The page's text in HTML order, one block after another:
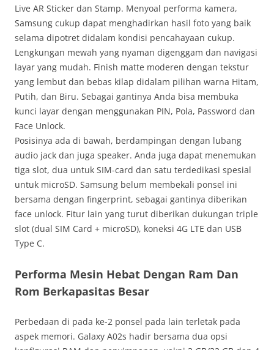
Live AR Sticker dan Stamp. Menyoal performa kamera,
Samsung cukup dapat menghadirkan hasil foto yang baik
selama dipotret didalam kondisi pencahayaan cukup.
Lengkungan mewah yang nyaman digenggam dan navigasi
layar yang mudah. Finish matte moderen dengan tekstur
yang lembut dan bebas kilap didalam pilihan warna Hitam,
Putih, dan Biru. Sebagai gantinya Anda bisa membuka
kunci layar dengan menggunakan PIN, Pola, Password dan
Face Unlock.
Posisinya ada di bawah, berdampingan dengan lubang
audio jack dan juga speaker. Anda juga dapat menemukan
tiga slot, dua untuk SIM-card dan satu terdedikasi spesial
untuk microSD. Samsung belum membekali ponsel ini
bersama dengan fingerprint, sebagai gantinya diberikan
face unlock. Fitur lain yang turut diberikan dukungan triple
slot (dual SIM Card + microSD), koneksi 4G LTE dan USB
Type C.
Performa Mesin Hebat Dengan Ram Dan
Rom Berkapasitas Besar
Perbedaan di pada ke-2 ponsel pada lain terletak pada
aspek memori. Galaxy A02s hadir bersama dua opsi